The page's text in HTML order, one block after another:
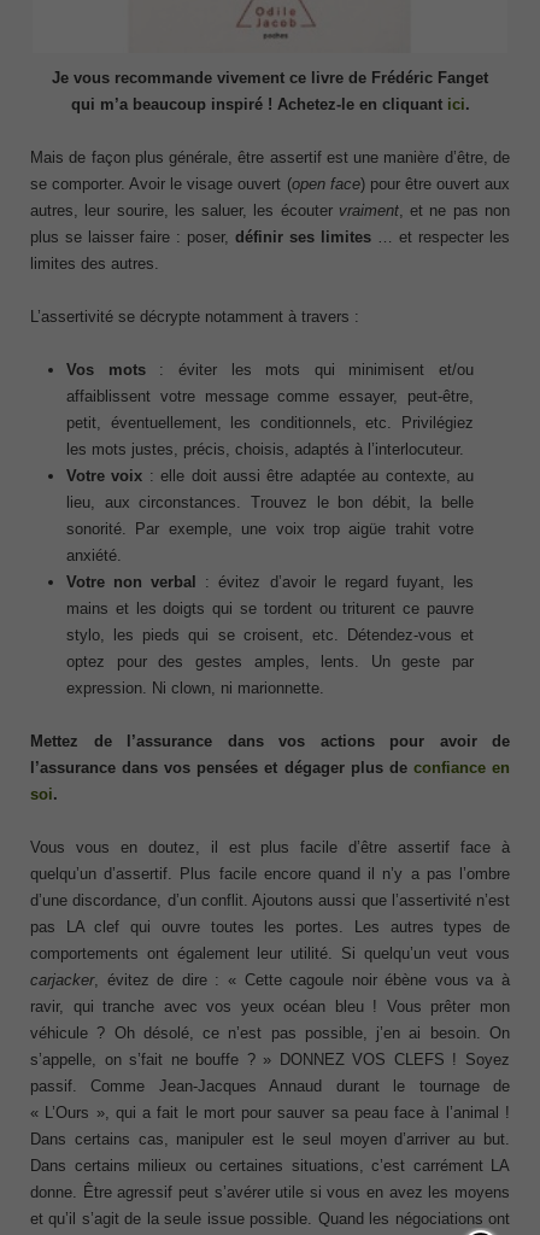
Je vous recommande vivement ce livre de Frédéric Fanget
qui m’a beaucoup inspiré ! Achetez-le en cliquant ici.
Mais de façon plus générale, être assertif est une manière d’être, de
se comporter. Avoir le visage ouvert (open face) pour être ouvert aux
autres, leur sourire, les saluer, les écouter vraiment, et ne pas non
plus se laisser faire : poser, définir ses limites … et respecter les
limites des autres.
L’assertivité se décrypte notamment à travers :
Vos mots: éviter les mots qui minimisent et/ou
affaiblissent votre message comme essayer, peut-être,
petit, éventuellement, les conditionnels, etc. Privilégiez
les mots justes, précis, choisis, adaptés à l’interlocuteur.
Votre voix : elle doit aussi être adaptée au contexte, au
lieu, aux circonstances. Trouvez le bon débit, la belle
sonorité. Par exemple, une voix trop aigüe trahit votre
anxiété.
Votre non verbal : évitez d’avoir le regard fuyant, les
mains et les doigts qui se tordent ou triturent ce pauvre
stylo, les pieds qui se croisent, etc. Détendez-vous et
optez pour des gestes amples, lents. Un geste par
expression. Ni clown, ni marionnette.
Mettez de l’assurance dans vos actions pour avoir de
l’assurance dans vos pensées et dégager plus de confiance en
soi.
Vous vous en doutez, il est plus facile d’être assertif face à
quelqu’un d’assertif. Plus facile encore quand il n’y a pas l’ombre
d’une discordance, d’un conflit. Ajoutons aussi que l’assertivité n’est
pas LA clef qui ouvre toutes les portes. Les autres types de
comportements ont également leur utilité. Si quelqu’un veut vous
carjacker, évitez de dire : « Cette cagoule noir ébène vous va à
ravir, qui tranche avec vos yeux océan bleu ! Vous prêter mon
véhicule ? Oh désolé, ce n’est pas possible, j’en ai besoin. On
s’appelle, on s’fait ne bouffe ? » DONNEZ VOS CLEFS ! Soyez
passif. Comme Jean-Jacques Annaud durant le tournage de
« L’Ours », qui a fait le mort pour sauver sa peau face à l’animal !
Dans certains cas, manipuler est le seul moyen d’arriver au but.
Dans certains milieux ou certaines situations, c’est carrément LA
donne. Être agressif peut s’avérer utile si vous en avez les moyens
et qu’il s’agit de la seule issue possible. Quand les négociations ont